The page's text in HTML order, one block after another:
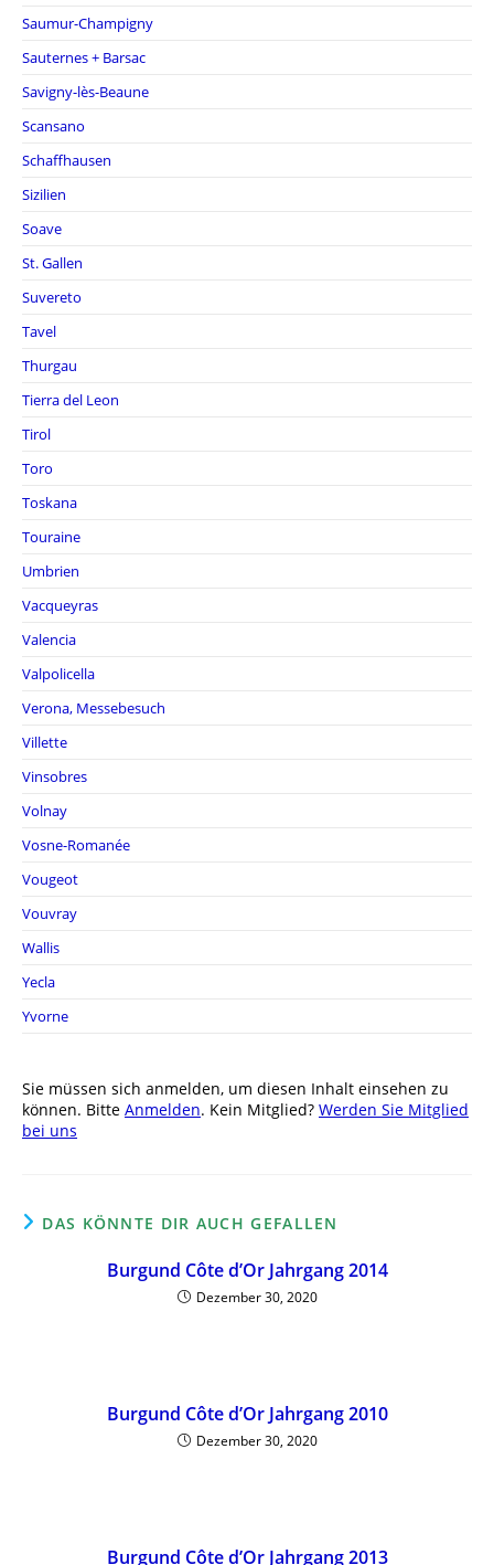
Saumur-Champigny
Sauternes + Barsac
Savigny-lès-Beaune
Scansano
Schaffhausen
Sizilien
Soave
St. Gallen
Suvereto
Tavel
Thurgau
Tierra del Leon
Tirol
Toro
Toskana
Touraine
Umbrien
Vacqueyras
Valencia
Valpolicella
Verona, Messebesuch
Villette
Vinsobres
Volnay
Vosne-Romanée
Vougeot
Vouvray
Wallis
Yecla
Yvorne
Sie müssen sich anmelden, um diesen Inhalt einsehen zu
können. Bitte Anmelden. Kein Mitglied? Werden Sie Mitglied
bei uns
DAS KÖNNTE DIR AUCH GEFALLEN
Burgund Côte d’Or Jahrgang 2014
Dezember 30, 2020
Burgund Côte d’Or Jahrgang 2010
Dezember 30, 2020
Burgund Côte d’Or Jahrgang 2013